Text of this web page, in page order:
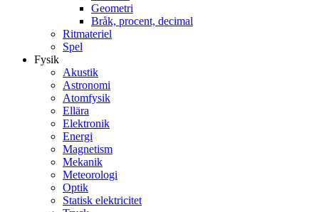
Geometri
Bråk, procent, decimal
Ritmateriel
Spel
Fysik
Akustik
Astronomi
Atomfysik
Ellära
Elektronik
Energi
Magnetism
Mekanik
Meteorologi
Optik
Statisk elektricitet